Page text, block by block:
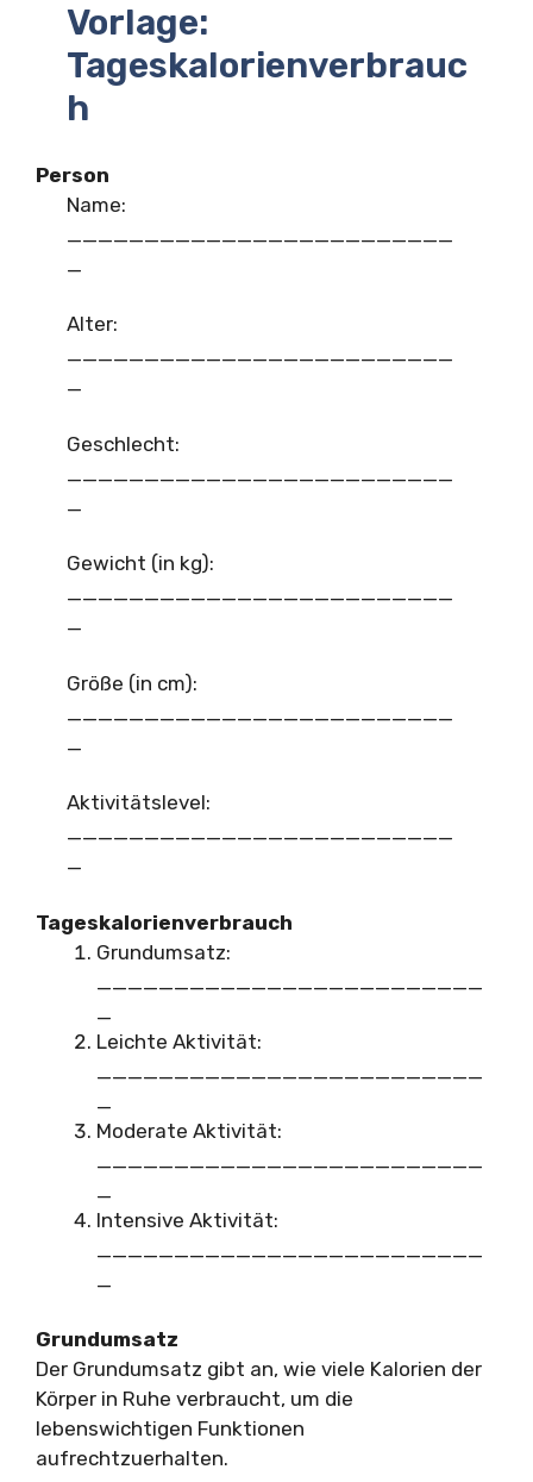
Vorlage:
Tageskalorienverbrauc
h
Person
Name:
Alter:
_________________________
_
Geschlecht:
Gewicht (in kg):
_________________________
_
Größe (in cm):
Aktivitätslevel:
_________________________
_
Tageskalorienverbrauch
Grundumsatz:
Leichte Aktivität:
Moderate Aktivität:
Intensive Aktivität:
Grundumsatz
Der Grundumsatz gibt an, wie viele Kalorien der
Körper in Ruhe verbraucht, um die
lebenswichtigen Funktionen
aufrechtzuerhalten.